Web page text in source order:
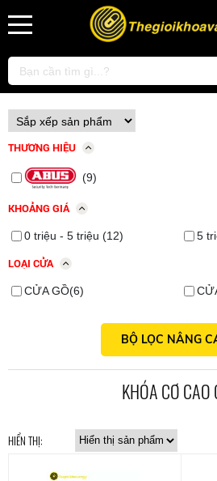
THƯƠNG HIỆU
(9)
KHOẢNG GIÁ
0 triệu - 5 triệu (12) 5
LOẠI CỬA
CỬA GỒ(6)
BỘ LỌC NÂNG
KHÓA CƠ CAO
HIỂN THỊ: